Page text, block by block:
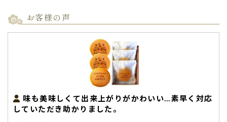
お客様の声
味も美味しくて出来上がりがかわいい…素早く対応
していただき助かりました。